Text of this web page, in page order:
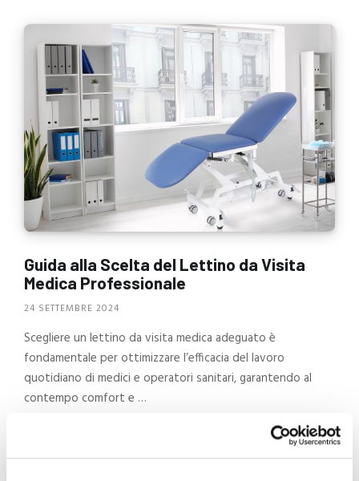
Guida alla Scelta del Lettino da Visita
Medica Professionale
24 SETTEMBRE 2024
Scegliere un lettino da visita medica adeguato è
fondamentale per ottimizzare l’efficacia del lavoro
quotidiano di medici e operatori sanitari, garantendo al
contempo comfort e …